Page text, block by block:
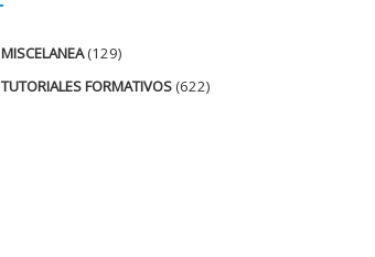
MISCELANEA(129)
TUTORIALES FORMATIVOS(622)